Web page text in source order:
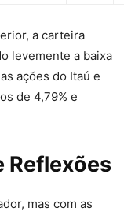
a carteira
levemente a baixa
ações do Itaú e
de 4,79% e
Reflexões
mas com as